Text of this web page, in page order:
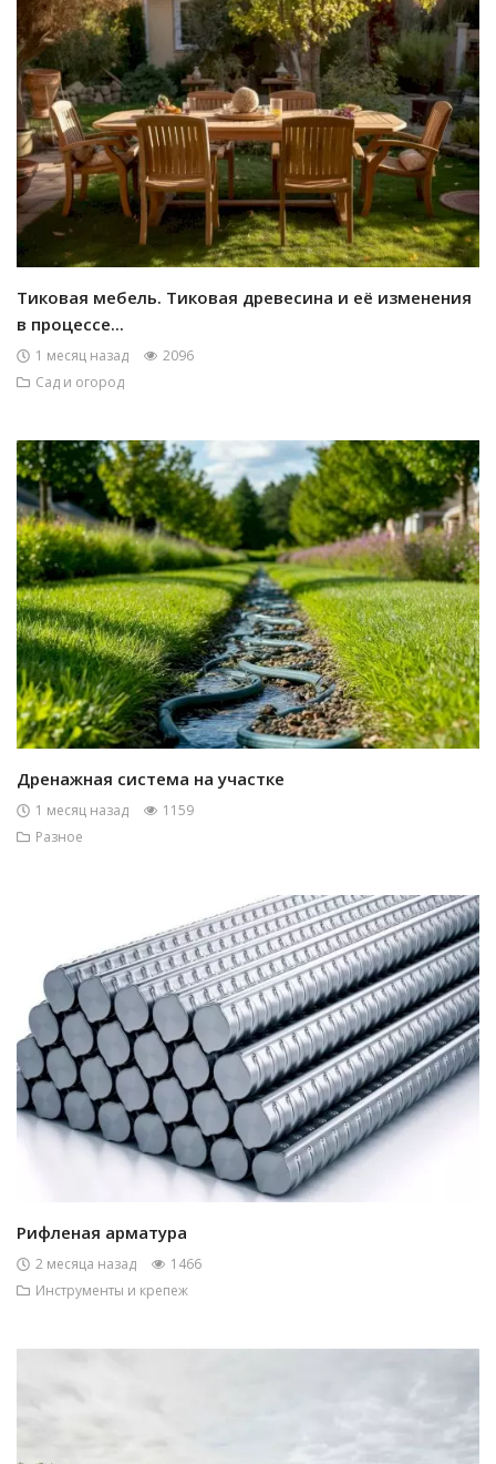
Тиковая мебель. Тиковая древесина и её изменения
в процессе...
1 месяц назад
2096
Сад и огород
Дренажная система на участке
1 месяц назад
1159
Разное
Рифленая арматура
2 месяца назад
1466
Инструменты и крепеж